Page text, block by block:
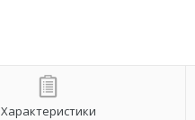
Характеристики